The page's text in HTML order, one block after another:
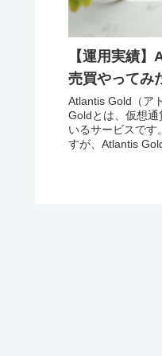
【運用実績
売買やって
Atlantis Gold（アト
Goldとは、仮想
いるサービスです。 通常、投資はある程度の資金が必
すが、Atlantis